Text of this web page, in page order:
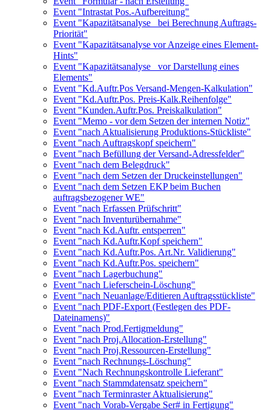
Event "Intrastat Pos.-Aufbereitung"
Event "Kapazitätsanalyse_ bei Berechnung Auftrags-
Priorität"
Event "Kapazitätsanalyse vor Anzeige eines Element-
Hints"
Event "Kapazitätsanalyse_ vor Darstellung eines
Elements"
Event "Kd.Auftr.Pos Versand-Mengen-Kalkulation"
Event "Kd.Auftr.Pos. Preis-Kalk.Reihenfolge"
Event "Kunden.Auftr.Pos. Preiskalkulation"
Event "Memo - vor dem Setzen der internen Notiz"
Event "nach Aktualisierung Produktions-Stückliste"
Event "nach Auftragskopf speichern"
Event "nach Befüllung der Versand-Adressfelder"
Event "nach dem Belegdruck"
Event "nach dem Setzen der Druckeinstellungen"
Event "nach dem Setzen EKP beim Buchen
auftragsbezogener WE"
Event "nach Erfassen Prüfschritt"
Event "nach Inventurübernahme"
Event "nach Kd.Auftr. entsperren"
Event "nach Kd.Auftr.Kopf speichern"
Event "nach Kd.Auftr.Pos. Art.Nr. Validierung"
Event "nach Kd.Auftr.Pos. speichern"
Event "nach Lagerbuchung"
Event "nach Lieferschein-Löschung"
Event "nach Neuanlage/Editieren Auftragsstückliste"
Event "nach PDF-Export (Festlegen des PDF-
Dateinamens)"
Event "nach Prod.Fertigmeldung"
Event "nach Proj.Allocation-Erstellung"
Event "nach Proj.Ressourcen-Erstellung"
Event "nach Rechnungs-Löschung"
Event "Nach Rechnungskontrolle Lieferant"
Event "nach Stammdatensatz speichern"
Event "nach Terminraster Aktualisierung"
Event "nach Vorab-Vergabe Ser# in Fertigung"